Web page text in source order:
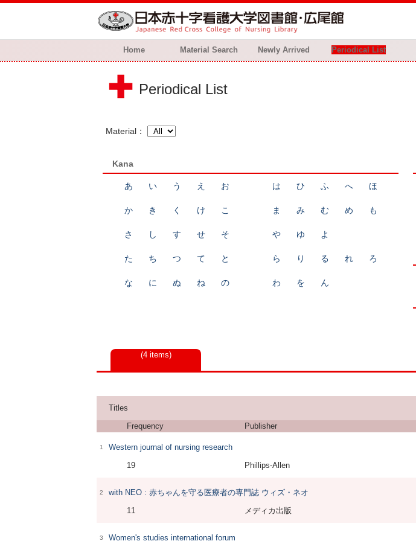
Home Material Search Newly Arrived Periodical List
Periodical List
Material
Kana
あ い う え お
か き く け こ
さ し す せ そ
た ち つ て と
な に ぬ ね の
は ひ ふ へ ほ
ま み む め も
や ゆ よ
ら り る れ ろ
わ を ん
4 items
Titles
Frequency
Publisher
1
Western journal of nursing research
19
Phillips-Allen
2
with NEO : 赤ちゃんを守る医療者の専門誌 ウィズ・ネオ
11
メディカ出版
3 Women's studies international forum